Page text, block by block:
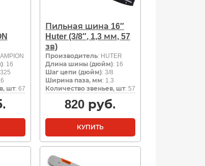
: 16
шт: 67
Пильная шина 16″
Huter (3/8″, 1,3 мм, 57
зв)
Производитель: HUTER
Длина шины (дюйм): 16
Шаг цепи (дюйм): 3/8
Ширина паза, мм: 1.3
Количество звеньев, шт: 57
820 руб.
КУПИТЬ